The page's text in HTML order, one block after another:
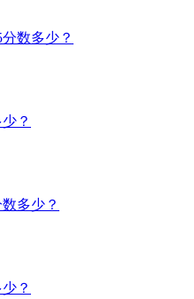
数多少？
？
多少？
？